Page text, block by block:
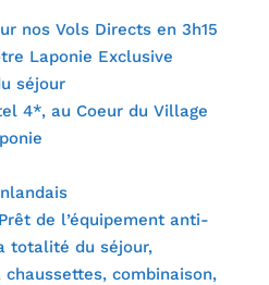
nos Vols Directs en 3h15
Laponie Exclusive
séjour
4*, au Coeur du Village
de l’équipement anti-
totalité du séjour,
combinaison,